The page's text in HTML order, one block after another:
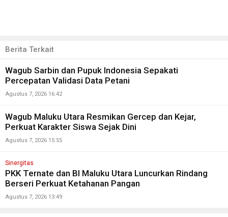
Berita Terkait
Wagub Sarbin dan Pupuk Indonesia Sepakati
Percepatan Validasi Data Petani
Agustus 7, 2026 16:42
Wagub Maluku Utara Resmikan Gercep dan Kejar,
Perkuat Karakter Siswa Sejak Dini
Agustus 7, 2026 15:55
Sinergitas
PKK Ternate dan BI Maluku Utara Luncurkan Rindang
Berseri Perkuat Ketahanan Pangan
Agustus 7, 2026 13:49